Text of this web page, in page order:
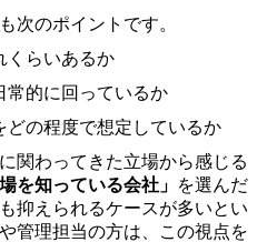
次のポイントです。
くらいあるか
常的に回っているか
どの程度で想定しているか
関わってきた立場から感じる
を知っている会社」 を選んだ
抑えられるケースが多いとい
管理担当の方は、この視点を